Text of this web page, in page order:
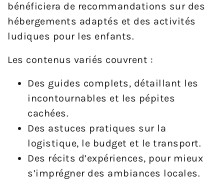
bénéficiera de recommandations sur des
hébergements adaptés et des activités
ludiques pour les enfants.
Les contenus variés couvrent :
Des guides complets, détaillant les
incontournables et les pépites
cachées.
Des astuces pratiques sur la
logistique, le budget et le transport.
Des récits d’expériences, pour mieux
s’imprégner des ambiances locales.